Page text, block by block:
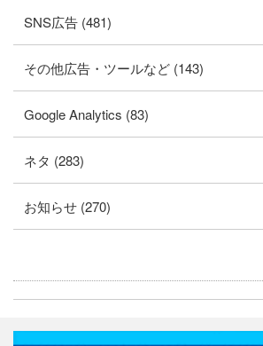
SNS広告 (481)
その他広告・ツールなど (143)
Google Analytics (83)
ネタ (283)
お知らせ (270)